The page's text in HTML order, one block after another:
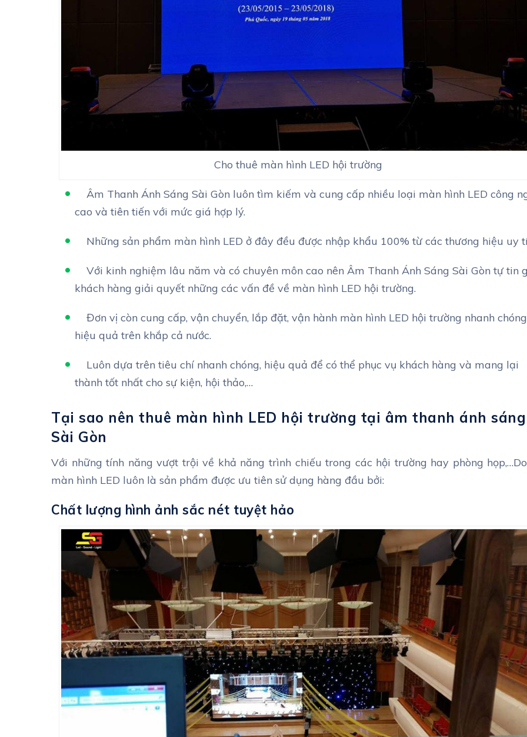
Cho thuê màn hình LED hội trường
Âm Thanh Ánh Sáng Sài Gòn luôn tìm kiếm và cung cấp nhiều loại màn hình LED công
cao và tiên tiến với mức giá hợp lý.
Những sản phẩm màn hình LED ở đây đều được nhập khẩu 100% từ các thương hiệu uy
Với kinh nghiệm lâu năm và có chuyên môn cao nên Âm Thanh Ánh Sáng Sài Gòn tự tin
khách hàng giải quyết những các vấn đề về màn hình LED hội trường.
Đơn vị còn cung cấp, vận chuyển, lắp đặt, vận hành màn hình LED hội trường nhanh
hiệu quả trên khắp cả nước.
Luôn dựa trên tiêu chí nhanh chóng, hiệu quả để có thể phục vụ khách hàng và mang lại
thành tốt nhất cho sự kiện, hội thảo,…
Tại sao nên thuê màn hình LED hội trường tại âm thanh ánh sáng
Sài Gòn
Với những tính năng vượt trội về khả năng trình chiếu trong các hội trường hay phòng
màn hình LED luôn là sản phẩm được ưu tiên sử dụng hàng đầu bởi:
Chất lượng hình ảnh sắc nét tuyệt hảo